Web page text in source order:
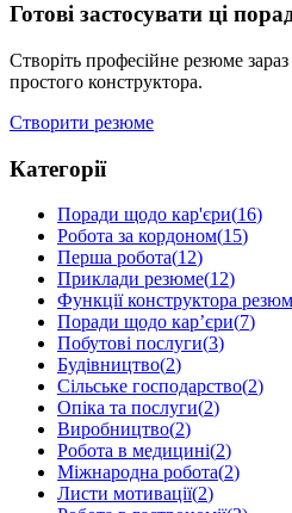
Готові застосувати ці
Створіть професійне резюме
простого конструктора.
Створити резюме
Категорії
Поради щодо кар'єри(16)
Робота за кордоном(15)
Перша робота(12)
Приклади резюме(12)
Функції конструктора
Поради щодо кар’єри(7)
Побутові послуги(3)
Будівництво(2)
Сільське господарство(2)
Опіка та послуги(2)
Виробництво(2)
Робота в медицині(2)
Міжнародна робота(2)
Листи мотивації(2)